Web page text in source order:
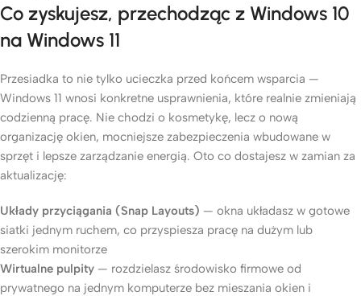
Co zyskujesz, przechodząc z Windows 10
na Windows 11
Przesiadka to nie tylko ucieczka przed końcem wsparcia —
Windows 11 wnosi konkretne usprawnienia, które realnie zmieniają
codzienną pracę. Nie chodzi o kosmetykę, lecz o nową
organizację okien, mocniejsze zabezpieczenia wbudowane w
sprzęt i lepsze zarządzanie energią. Oto co dostajesz w zamian za
aktualizację:
Układy przyciągania (Snap Layouts) — okna układasz w gotowe
siatki jednym ruchem, co przyspiesza pracę na dużym lub
szerokim monitorze
Wirtualne pulpity — rozdzielasz środowisko firmowe od
prywatnego na jednym komputerze bez mieszania okien i